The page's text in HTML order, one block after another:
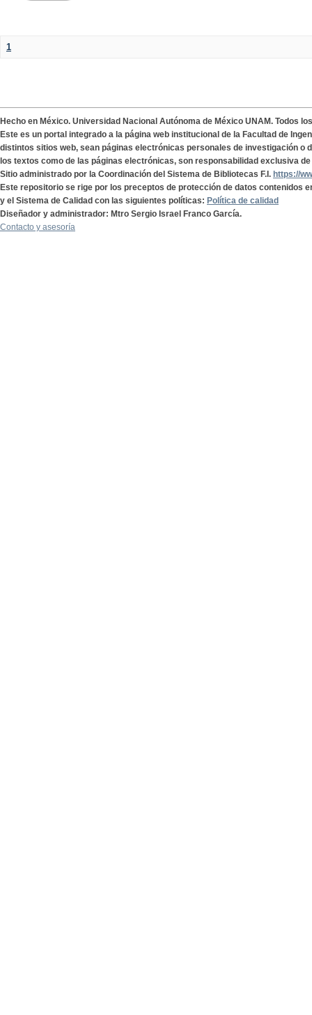
1
Hecho en México. Universidad Nacional Autónoma de México UNAM. Todos
Este es un portal integrado a la página web institucional de la Facultad de
distintos sitios web, sean páginas electrónicas personales de investigación o
los textos como de las páginas electrónicas, son responsabilidad exclusiva
Sitio administrado por la Coordinación del Sistema de Bibliotecas F.I. https://
Este repositorio se rige por los preceptos de protección de datos contenidos
y el Sistema de Calidad con las siguientes políticas: Política de calidad
Diseñador y administrador: Mtro Sergio Israel Franco García.
Contacto y asesoría